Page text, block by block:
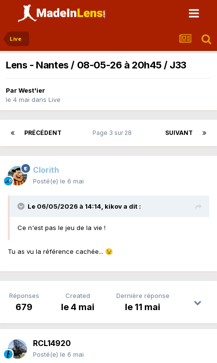
Live
Lens - Nantes / 08-05-26 à 20h45 / J33
ParWest'ier
le 4 mai dans Live
PRÉCÉDENT SUIVANT
Page 3 sur 28
Clorith
Posté(e) le 6 mai
Le 06/05/2026 à 14:14, kikova dit :
Ce n'est pas le jeu de la vie !
Tu as vu la référence cachée... 😉
Réponses
679
Created
le 4 mai
Dernière réponse
le 11 mai
RCL14920
Posté(e) le 6 mai